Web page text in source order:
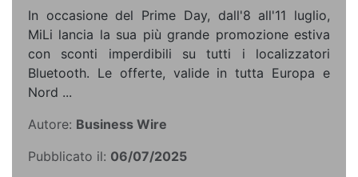
In occasione del Prime Day, dall'8 all'11 luglio,
MiLi lancia la sua più grande promozione estiva
con sconti imperdibili su tutti i localizzatori
Bluetooth. Le offerte, valide in tutta Europa e
Nord ...
Autore: Business Wire
Pubblicato il: 06/07/2025